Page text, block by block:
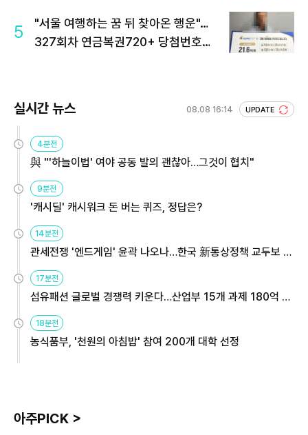
5
"서울 여행하는 꿈 뒤 찾아온 행운"…
327회차 연금복권720+ 당첨번호조
실시간 뉴스 08.08 16:14 UPDATE
4분전
與 "'하늘이법' 여야 공동 발의 괜찮아…그것이 협치"
9분전
'캐시딜' 캐시워크 돈 버는 퀴즈, 정답은?
14분전
관세전쟁 '엔드게임' 윤곽 나오나…한국 新통상정책 교두보 활
17분전
섬유패션 글로벌 경쟁력 키운다…산업부 15개 과제 180억 지
18분전
농식품부, '천원의 아침밥' 참여 200개 대학 선정
아주PICK >